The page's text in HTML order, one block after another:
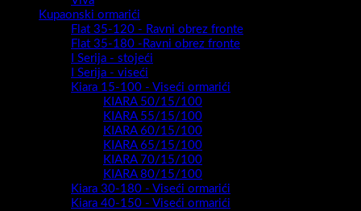
Kupaonski ormarići
Flat 35-120 - Ravni obrez fronte
Flat 35-180 -Ravni obrez fronte
I Serija - stojeći
I Serija - viseći
Kiara 15-100 - Viseći ormarići
KIARA 50/15/100
KIARA 55/15/100
KIARA 60/15/100
KIARA 65/15/100
KIARA 70/15/100
KIARA 80/15/100
Kiara 30-180 - Viseći ormarići
Kiara 40-150 - Viseći ormarići